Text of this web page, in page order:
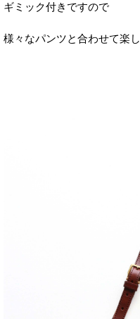
ギミック付きですので
様々なパンツと合わせて楽し